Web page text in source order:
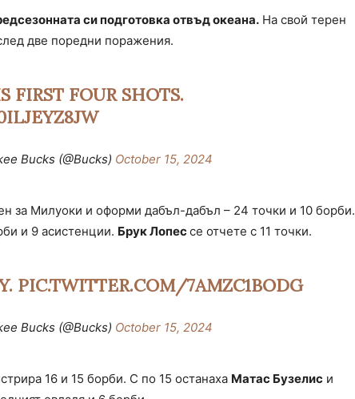
си подготовка отвъд океана. На свой терен
две поредни поражения.
FIRST FOUR SHOTS.
Bucks (@Bucks) October 15, 2024
за Милуоки и оформи дабъл-дабъл – 24 точки и 10 борби.
и 9 асистенции. Брук Лопессе отчете с 11 точки.
PIC.TWITTER.COM/7AMZC1BODG
Bucks (@Bucks) October 15, 2024
16 и 15 борби. С по 15 останаха Матас Бузелис и